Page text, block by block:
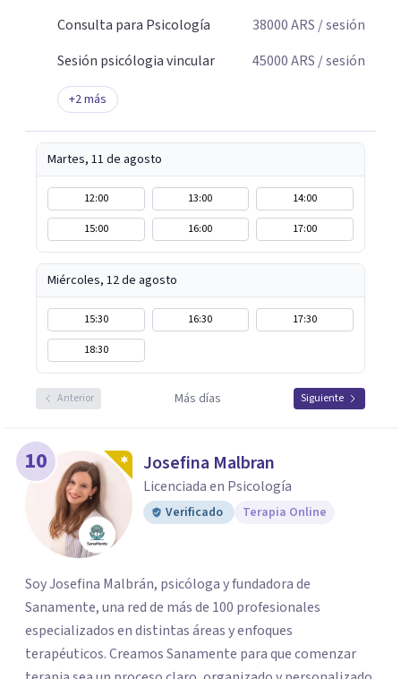
Consulta para Psicología
38000ARS / sesión
Sesión psicólogia vincular
45000ARS / sesión
+2más
Martes, 11 de agosto
12:00 13:00
14:00
15:00
16:00 17:00
Miércoles, 12 de agosto
15:30 16:30
17:30
18:30
Anterior Más días Siguiente
10 Josefina Malbran
Licenciada en Psicología
Verificado Terapia Online
Soy Josefina Malbrán, psicóloga y fundadora de
Sanamente, una red de más de 100 profesionales
especializados en distintas áreas y enfoques
terapéuticos. Creamos Sanamente para que comenzar